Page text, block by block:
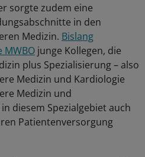
sorgte zudem eine
in den
Medizin. Bislang
junge Kollegen, die
plus Spezialisierung – also
Medizin und Kardiologie
Medizin und
diesem Spezialgebiet auch
Patientenversorgung